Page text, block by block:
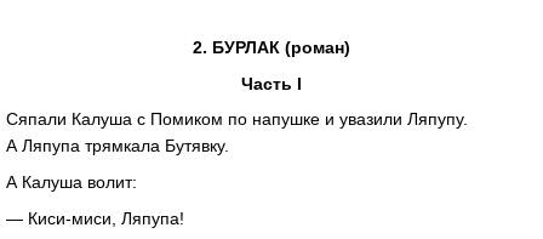
2. БУРЛАК (роман)
Часть I
Сяпали Калуша с Помиком по напушке и увазили Ляпупу.
А Ляпупа трямкала Бутявку.
А Калуша волит:
— Киси-миси , Ляпупа!